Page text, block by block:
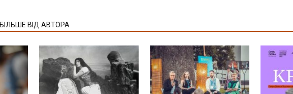
БІЛЬШЕ ВІД АВТОРА